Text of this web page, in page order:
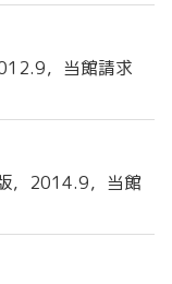
，当館請求
，2014.9，当館